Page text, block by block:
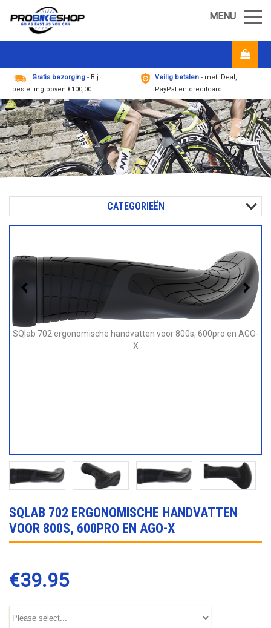
MENU
Gratis bezorging - Bij
bestelling boven €100,00
Veilig betalen - met iDeal,
PayPal en creditcard
CATEGORIEËN
SQlab 702 ergonomische handvatten voor 800s, 600pro en AGO-
X
SQLAB 702 ERGONOMISCHE HANDVATTEN
VOOR 800S, 600PRO EN AGO-X
€39.95